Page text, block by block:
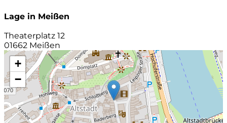
Lage in Meißen
Theaterplatz 12
01662 Meißen
+
−